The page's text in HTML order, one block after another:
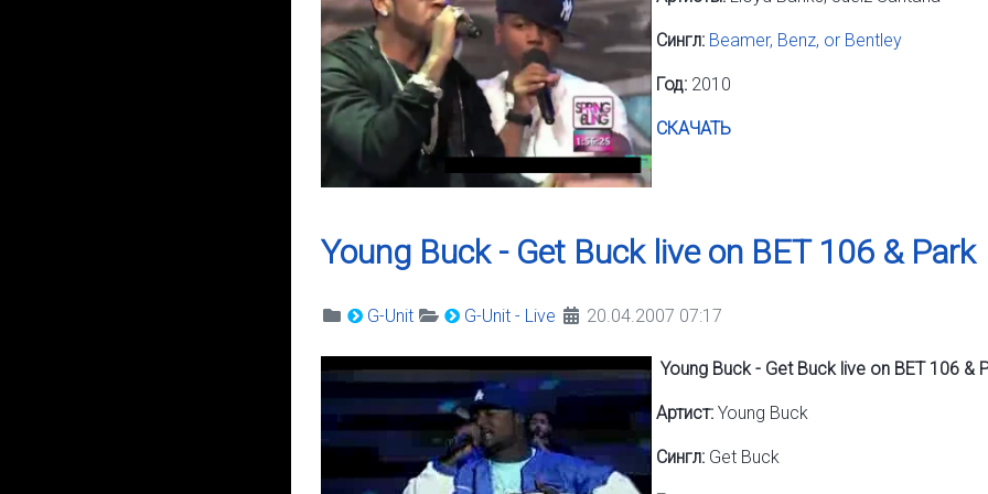
Сингл: Beamer, Benz, or Bentley
Год: 2010
СКАЧАТЬ
Young Buck - Get Buck live on BET 106 & Park
G-Unit G-Unit - Live 20.04.2007 07:17
Young Buck - Get Buck live on BET 106 &
Артист: Young Buck
Сингл: Get Buck